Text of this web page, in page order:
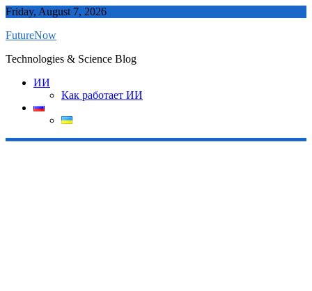
Skip
content
Friday, August 7, 2026
FutureNow
Technologies & Science Blog
ИИ
Как работает ИИ